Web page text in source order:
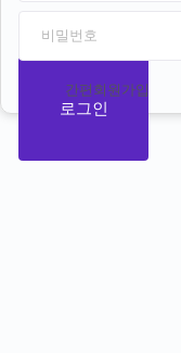
로그인
간편회원가입